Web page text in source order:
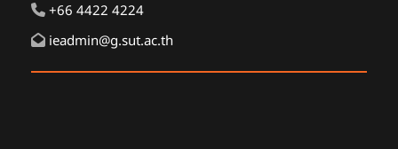
+66 4422 4224
ieadmin@g.sut.ac.th